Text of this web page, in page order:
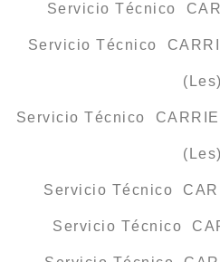
Servicio Técnico
Servicio Técnico
(Les)
Servicio Técnico
(Les)
Servicio Técnico
Servicio Técnico